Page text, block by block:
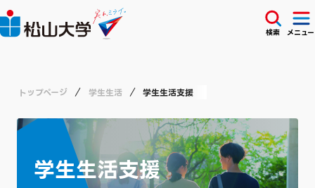
検索 メニュー
トップページ 学生生活 学生生活支援
学生生活支援